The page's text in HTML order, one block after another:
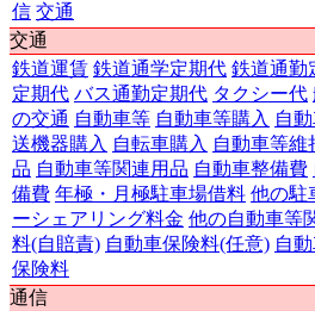
信 交通
交通
鉄道運賃 鉄道通学定期代 鉄道通勤
定期代 バス通勤定期代 タクシー代
の交通 自動車等 自動車等購入 自
送機器購入 自転車購入 自動車等維
品 自動車等関連用品 自動車整備費
備費 年極・月極駐車場借料 他の駐
ーシェアリング料金 他の自動車等
料(自賠責) 自動車保険料(任意) 自
保険料
通信